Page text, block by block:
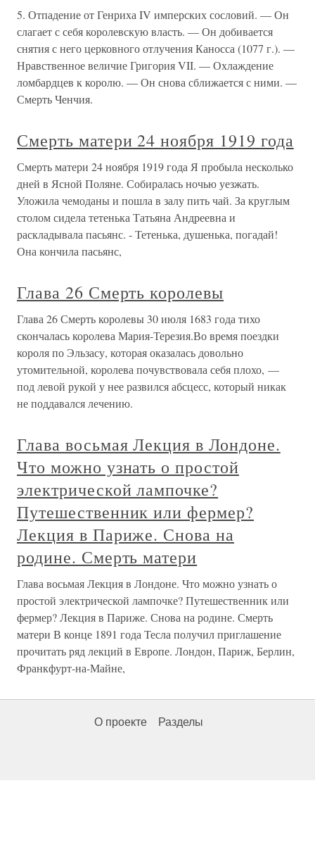
5. Отпадение от Генриха IV имперских сословий. — Он
слагает с себя королевскую власть. — Он добивается
снятия с него церковного отлучения Каносса (1077 г.). —
Нравственное величие Григория VII. — Охлаждение
ломбардцев к королю. — Он снова сближается с ними. —
Смерть Ченчия.
Смерть матери 24 ноября 1919 года
Смерть матери 24 ноября 1919 года Я пробыла несколько
дней в Ясной Поляне. Собиралась ночью уезжать.
Уложила чемоданы и пошла в залу пить чай. За круглым
столом сидела тетенька Татьяна Андреевна и
раскладывала пасьянс. - Тетенька, душенька, погадай!
Она кончила пасьянс,
Глава 26 Смерть королевы
Глава 26 Смерть королевы 30 июля 1683 года тихо
скончалась королева Мария-Терезия.Во время поездки
короля по Эльзасу, которая оказалась довольно
утомительной, королева почувствовала себя плохо, —
под левой рукой у нее развился абсцесс, который никак
не поддавался лечению.
Глава восьмая Лекция в Лондоне.
Что можно узнать о простой
электрической лампочке?
Путешественник или фермер?
Лекция в Париже. Снова на
родине. Смерть матери
Глава восьмая Лекция в Лондоне. Что можно узнать о
простой электрической лампочке? Путешественник или
фермер? Лекция в Париже. Снова на родине. Смерть
матери В конце 1891 года Тесла получил приглашение
прочитать ряд лекций в Европе. Лондон, Париж, Берлин,
Франкфурт-на-Майне,
О проекте Разделы